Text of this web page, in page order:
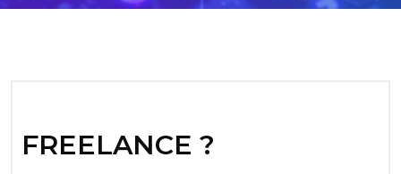
FREELANCE ?